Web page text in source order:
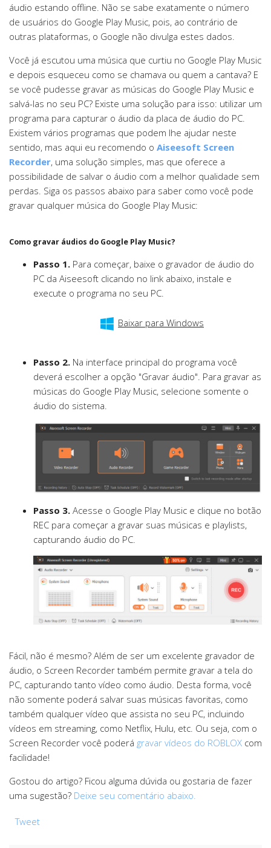
áudio estando offline. Não se sabe exatamente o número
de usuários do Google Play Music, pois, ao contrário de
outras plataformas, o Google não divulga estes dados.
Você já escutou uma música que curtiu no Google Play Music
e depois esqueceu como se chamava ou quem a cantava? E
se você pudesse gravar as músicas do Google Play Music e
salvá-las no seu PC? Existe uma solução para isso: utilizar um
programa para capturar o áudio da placa de áudio do PC.
Existem vários programas que podem lhe ajudar neste
sentido, mas aqui eu recomendo o Aiseesoft Screen
Recorder, uma solução simples, mas que oferece a
possibilidade de salvar o áudio com a melhor qualidade sem
perdas. Siga os passos abaixo para saber como você pode
gravar qualquer música do Google Play Music:
Como gravar áudios do Google Play Music?
Passo 1. Para começar, baixe o gravador de áudio do
PC da Aiseesoft clicando no link abaixo, instale e
execute o programa no seu PC.
Baixar para Windows
Passo 2. Na interface principal do programa você
deverá escolher a opção "Gravar áudio". Para gravar as
músicas do Google Play Music, selecione somente o
áudio do sistema.
Passo 3. Acesse o Google Play Music e clique no botão
REC para começar a gravar suas músicas e playlists,
capturando áudio do PC.
Fácil, não é mesmo? Além de ser um excelente gravador de
áudio, o Screen Recorder também permite gravar a tela do
PC, capturando tanto vídeo como áudio. Desta forma, você
não somente poderá salvar suas músicas favoritas, como
também qualquer vídeo que assista no seu PC, incluindo
vídeos em streaming, como Netflix, Hulu, etc. Ou seja, com o
Screen Recorder você poderá gravar vídeos do ROBLOX com
facilidade!
Gostou do artigo? Ficou alguma dúvida ou gostaria de fazer
uma sugestão? Deixe seu comentário abaixo.
Tweet